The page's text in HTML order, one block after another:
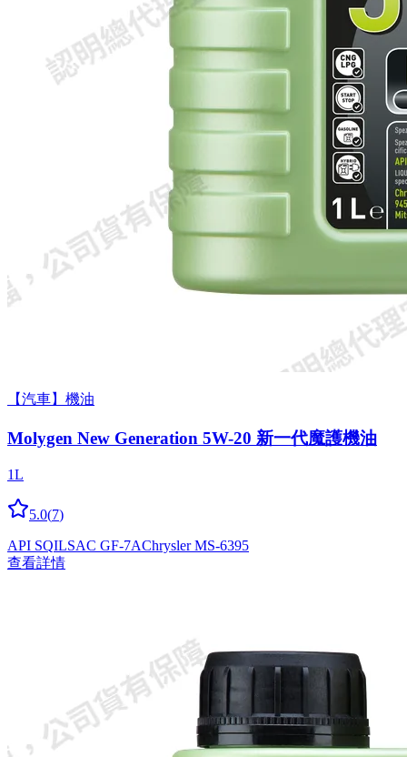
【汽車】機油
Molygen New Gener­a­tion 5W-20 新一代魔護機油
1L
5.0(7)
API SQILSAC GF-7AChrysler MS-6395
查看詳情